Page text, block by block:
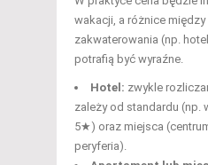
wakacji, a różnice
zakwaterowania (np.
potrafią być wyraźne.
Hotel: zwykle
zależy od standardu (np.
5★) oraz miejsca
peryferia).